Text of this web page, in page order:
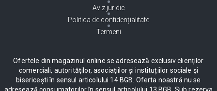
Aviz juridic
Politica de confidențialitate
Termeni
Ofertele din magazinul online se adresează exclusiv clienților
comerciali, autorităților, asociațiilor și instituțiilor sociale și
bisericești în sensul articolului 14 BGB. Oferta noastră nu se